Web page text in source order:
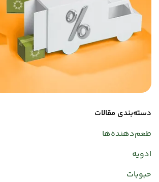
دسته‌بندی مقالات
طعم‌دهنده‌ها
ادویه
حبوبات